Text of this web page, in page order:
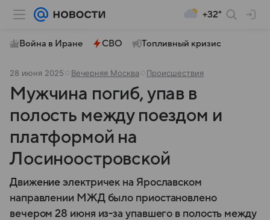
+32°
Война в Иране СВО Топливный кризис
28 июня 2025 Вечерняя Москва Происшествия
Мужчина погиб, упав в
полость между поездом и
платформой на
Лосиноостровской
Движение электричек на Ярославском
направлении МЖД было приостановлено
вечером 28 июня из-за упавшего в полость между